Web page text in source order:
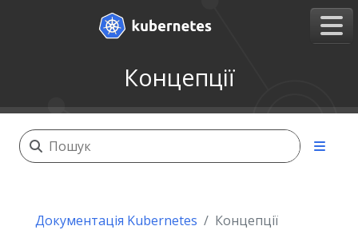
Концепції
Документація Kubernetes Концепції